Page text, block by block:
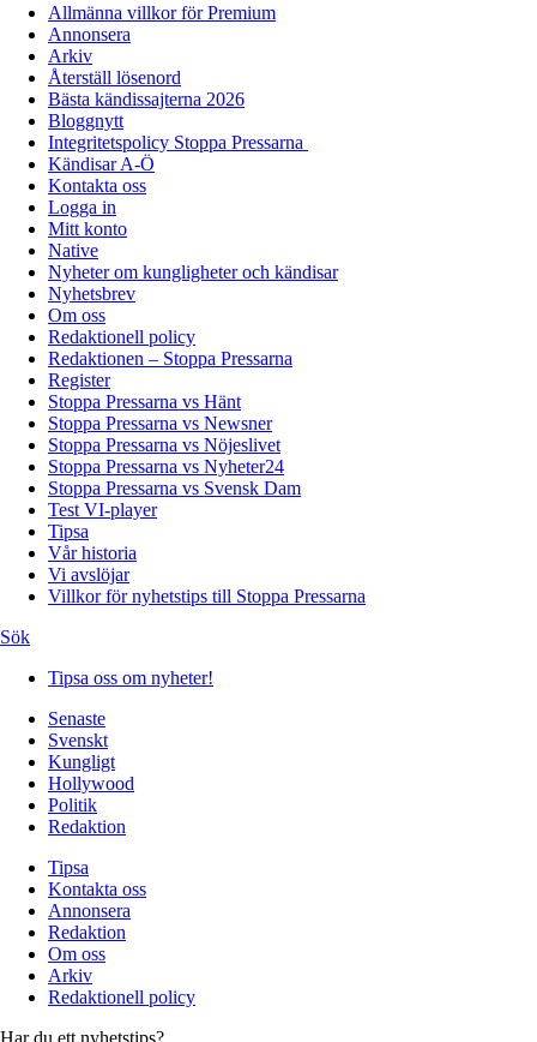
Allmänna villkor för Premium
Annonsera
Arkiv
Återställ lösenord
Bästa kändissajterna 2026
Bloggnytt
Integritetspolicy Stoppa Pressarna
Kändisar A-Ö
Kontakta oss
Logga in
Mitt konto
Native
Nyheter om kungligheter och kändisar
Nyhetsbrev
Om oss
Redaktionell policy
Redaktionen – Stoppa Pressarna
Register
Stoppa Pressarna vs Hänt
Stoppa Pressarna vs Newsner
Stoppa Pressarna vs Nöjeslivet
Stoppa Pressarna vs Nyheter24
Stoppa Pressarna vs Svensk Dam
Test VI-player
Tipsa
Vår historia
Vi avslöjar
Villkor för nyhetstips till Stoppa Pressarna
Sök
Tipsa oss om nyheter!
Senaste
Svenskt
Kungligt
Hollywood
Politik
Redaktion
Tipsa
Kontakta oss
Annonsera
Redaktion
Om oss
Arkiv
Redaktionell policy
Har du ett nyhetstips?